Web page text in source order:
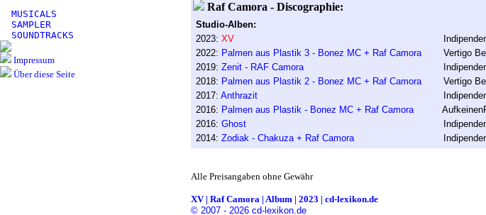
Raf Camora - Discographie:
Studio-Alben:
2023: XV
2022: Palmen aus Plastik 3 - Bonez MC + Raf Camora
Vertigo
2019: Zenit - RAF Camora
2018: Palmen aus Plastik 2 - Bonez MC + Raf Camora
Vertigo
2017: Anthrazit
2016: Palmen aus Plastik - Bonez MC + Raf Camora
2016: Ghost
2014: Zodiak - Chakuza + Raf Camora
Alle Preisangaben ohne Gewähr
XV | Raf Camora | Album | 2023 | cd-lexikon.de
© 2007 - 2026 cd-lexikon.de
MUSICALS
SAMPLER
SOUNDTRACKS
Impressum
Über diese Seite